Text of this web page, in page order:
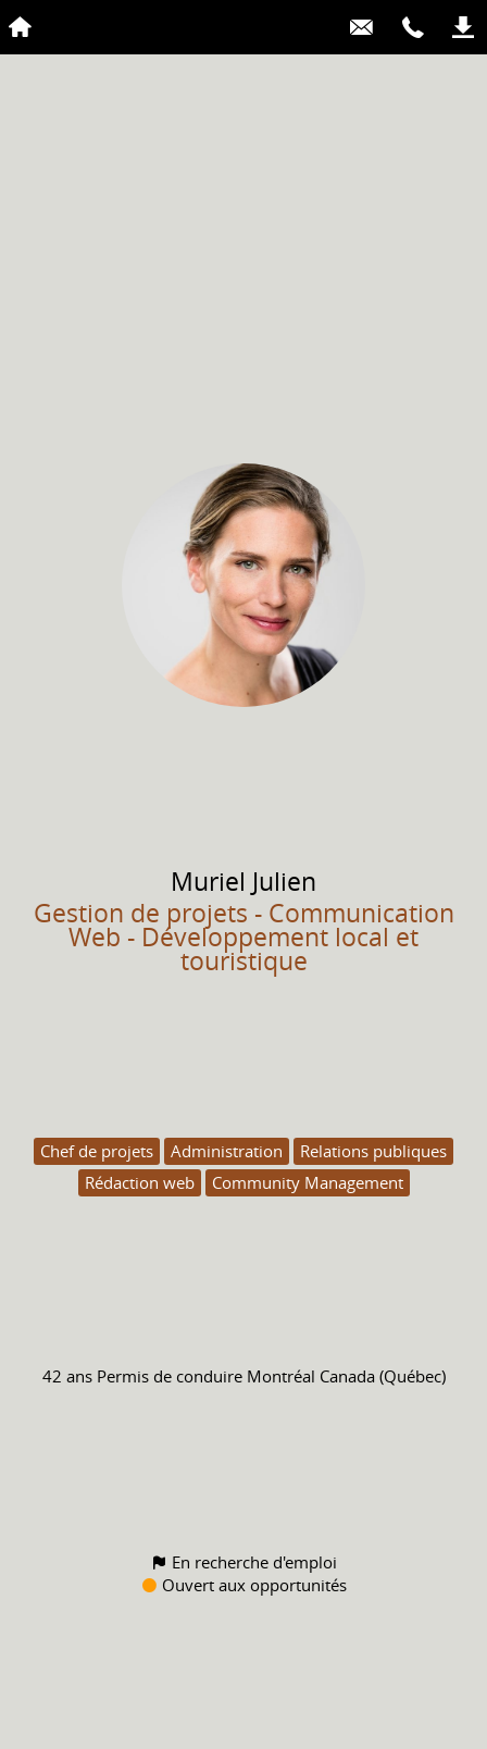
Muriel Julien
Gestion de projets - Communication
Web - Développement local et
touristique
Chef de projets Administration
Relations publiques
Rédaction web
Community Management
42 ans Permis de conduire Montréal Canada (Québec)
En recherche d'emploi
Ouvert aux opportunités